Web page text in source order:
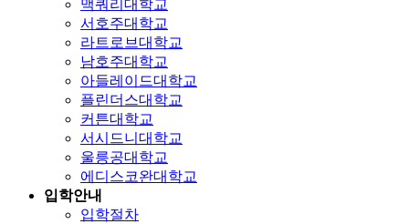
맥쿼리대학교
서호주대학교
라트로브대학교
남호주대학교
아들레이드대학교
플린더스대학교
커튼대학교
서시드니대학교
울릉공대학교
에디스코완대학교
입학안내
입학절차